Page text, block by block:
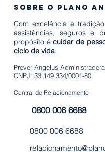
sobre o plano
Com excelência e
assistências, seguros e
propósito écuidar de
ciclo de vida.
Prever Angelus Administradora
CNPJ: 33.149.334/0001-80
Central de Relacionamento
0800 006 6688
0800 006 6688